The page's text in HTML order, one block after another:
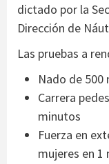
dictado por la
Dirección de
Las pruebas a
Nado de 500
Carrera
minutos
Fuerza en
mujeres en 1